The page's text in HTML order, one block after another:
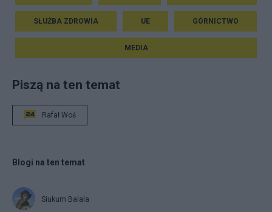
SŁUŻBA ZDROWIA UE GÓRNICTWO
MEDIA
Piszą na ten temat
Rafał Woś
Blogi na ten temat
Siukum Balala